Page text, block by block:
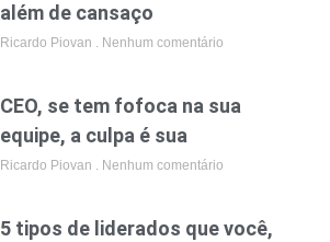
além de cansaço
Ricardo Piovan Nenhum comentário
CEO, se tem fofoca na sua
equipe, a culpa é sua
Ricardo Piovan Nenhum comentário
5 tipos de liderados que você,